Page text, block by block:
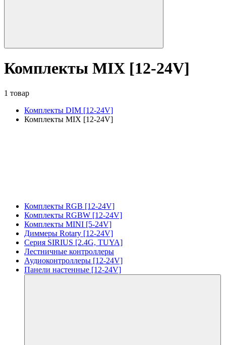
Комплекты MIX [12-24V]
1 товар
Комплекты DIM [12-24V]
Комплекты MIX [12-24V]
Комплекты RGB [12-24V]
Комплекты RGBW [12-24V]
Комплекты MINI [5-24V]
Диммеры Rotary [12-24V]
Серия SIRIUS [2.4G, TUYA]
Лестничные контроллеры
Аудиоконтроллеры [12-24V]
Панели настенные [12-24V]